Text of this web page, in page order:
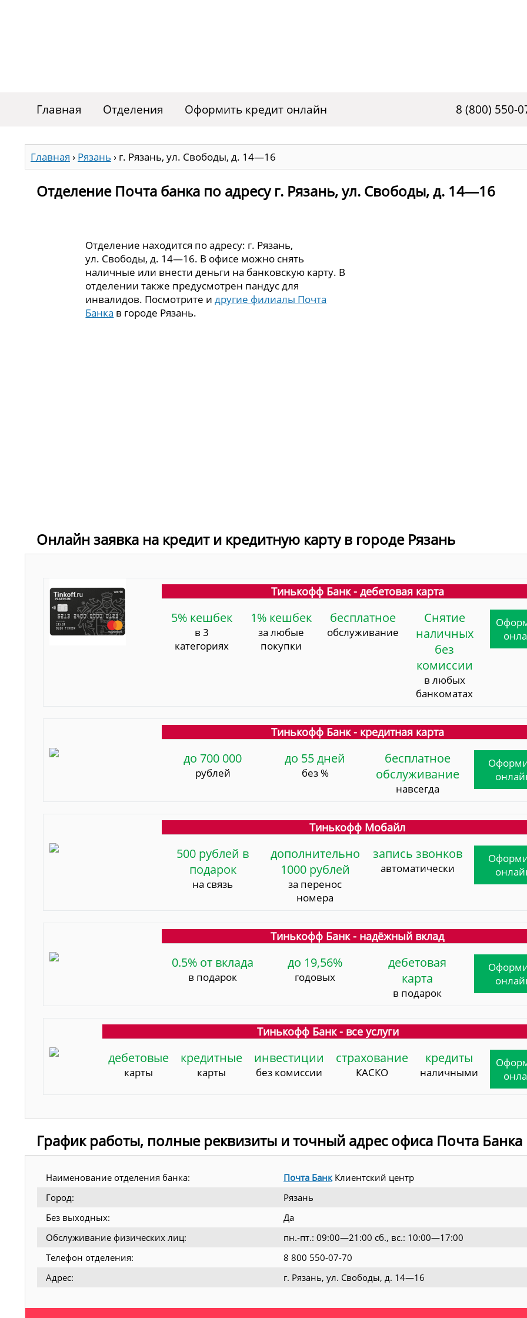
Главная Отделения Оформить кредит онлайн 8 (800) 550-
Главная › Рязань › г. Рязань, ул. Свободы, д. 14—16
Отделение Почта банка по адресу г. Рязань, ул. Свободы, д. 14—16
Отделение находится по адресу: г. Рязань,
ул. Свободы, д. 14—16. В офисе можно снять
наличные или внести деньги на банковскую карту. В
отделении также предусмотрен пандус для
инвалидов. Посмотрите идругие филиалы Почта
Банка в городе Рязань.
Онлайн заявка на кредит и кредитную карту в городе Рязань
Тинькофф Банк - дебетовая карта
5% кешбек
в 3
категориях
1% кешбек
за любые
покупки
бесплатное
обслуживание
Снятие
наличных
без
комиссии
в любых
банкоматах
Тинькофф Банк - кредитная карта
до 700 000
рублей
до 55 дней
без %
бесплатное
обслуживание
навсегда
Тинькофф Мобайл
500 рублей в
подарок
на связь
дополнительно
1000 рублей
за перенос
номера
запись звонков
автоматически
Тинькофф Банк - надёжный вклад
0.5% от вклада
в подарок
до 19,56%
годовых
дебетовая
карта
в подарок
Тинькофф Банк - все услуги
дебетовые
карты
кредитные
карты
инвестиции
без комиссии
страхование
КАСКО
кредиты
наличными
График работы, полные реквизиты и точный адрес офиса Почта Банка
Наименование отделения банка: Почта Банк Клиентский центр
Город:
Рязань
Без выходных:
Да
Обслуживание физических лиц:
пн.-пт.: 09:00—21:00 сб., вс.: 10:00—17:00
Телефон отделения:
8 800 550-07-70
Адрес:
г. Рязань, ул. Свободы, д. 14—16